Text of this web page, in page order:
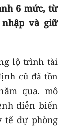
6 mức, từ
nhập và giữ
lộ trình tài
cũ đã tồn
qua, mô
diễn biến
tế dự phòng